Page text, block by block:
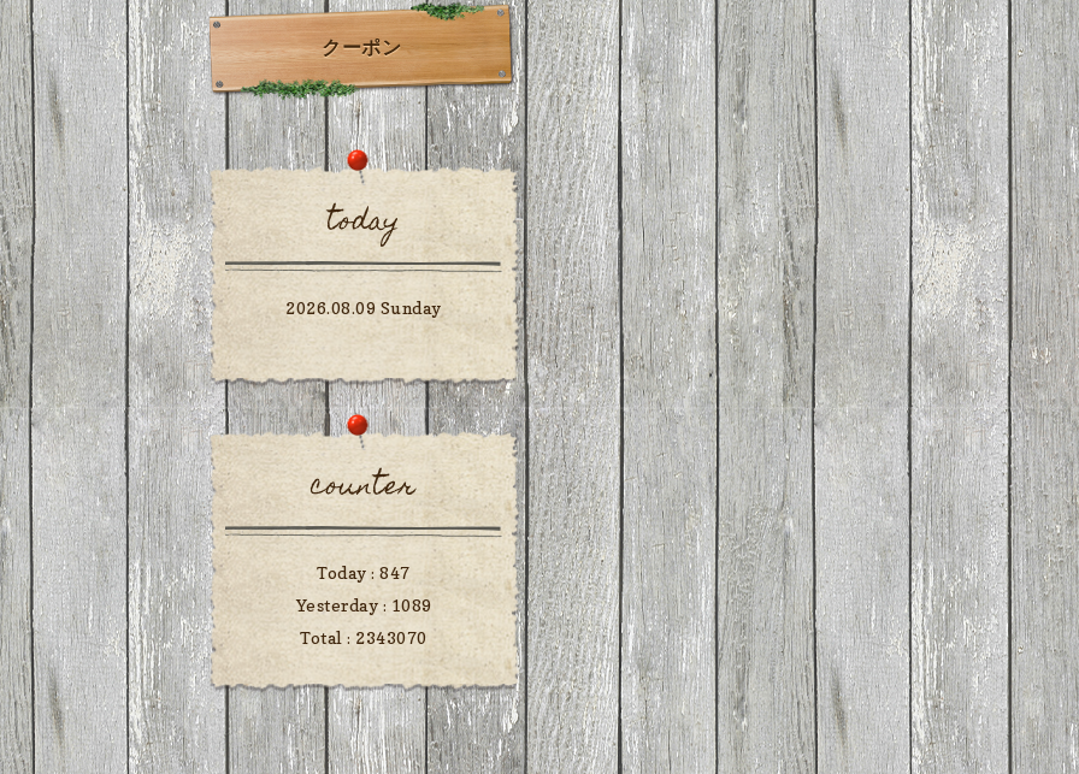
クーポン
today
2026.08.09 Sunday
counter
Today :847
Yesterday : 1089
Total : 2343070